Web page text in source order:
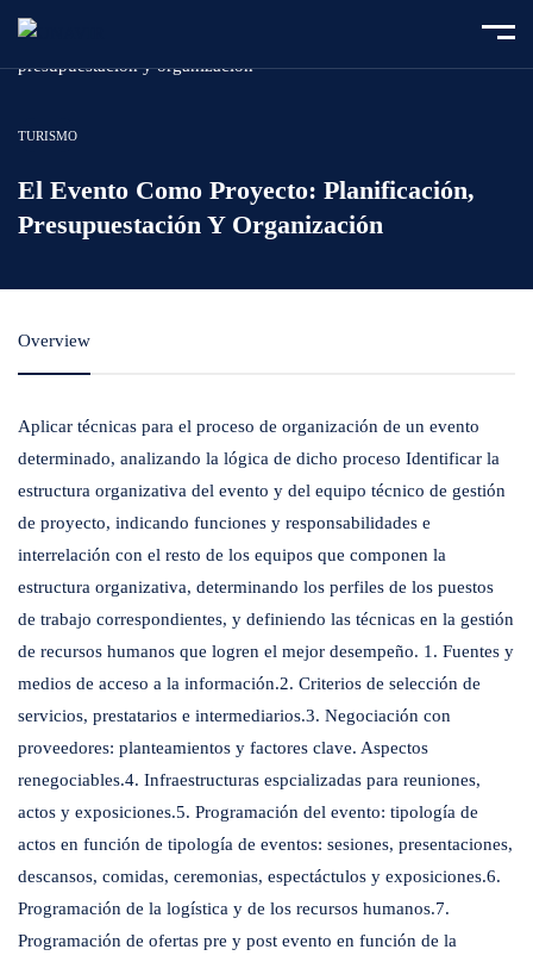
Home
presupuestación y organización
TURISMO
El Evento Como Proyecto: Planificación,
Presupuestación Y Organización
Overview
Aplicar técnicas para el proceso de organización de un evento
determinado, analizando la lógica de dicho proceso Identificar la
estructura organizativa del evento y del equipo técnico de gestión
de proyecto, indicando funciones y responsabilidades e
interrelación con el resto de los equipos que componen la
estructura organizativa, determinando los perfiles de los puestos
de trabajo correspondientes, y definiendo las técnicas en la gestión
de recursos humanos que logren el mejor desempeño. 1. Fuentes y
medios de acceso a la información.2. Criterios de selección de
servicios, prestatarios e intermediarios.3. Negociación con
proveedores: planteamientos y factores clave. Aspectos
renegociables.4. Infraestructuras espcializadas para reuniones,
actos y exposiciones.5. Programación del evento: tipología de
actos en función de tipología de eventos: sesiones, presentaciones,
descansos, comidas, ceremonias, espectáctulos y exposiciones.6.
Programación de la logística y de los recursos humanos.7.
Programación de ofertas pre y post evento en función de la